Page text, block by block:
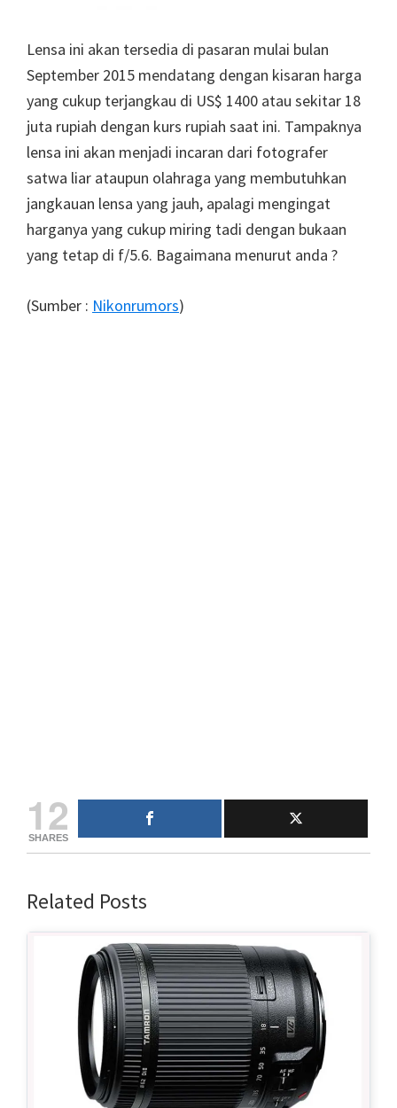
Lensa ini akan tersedia di pasaran mulai bulan
September 2015 mendatang dengan kisaran harga
yang cukup terjangkau di US$ 1400 atau sekitar 18
juta rupiah dengan kurs rupiah saat ini. Tampaknya
lensa ini akan menjadi incaran dari fotografer
satwa liar ataupun olahraga yang membutuhkan
jangkauan lensa yang jauh, apalagi mengingat
harganya yang cukup miring tadi dengan bukaan
yang tetap di f/5.6. Bagaimana menurut anda ?
(Sumber : Nikonrumors)
12
SHARES
Related Posts